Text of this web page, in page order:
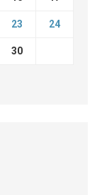
23 24
30